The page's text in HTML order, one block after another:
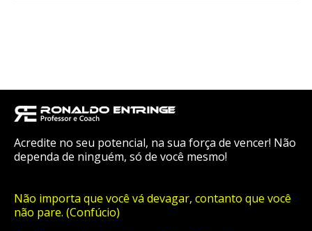
Acredite no seu potencial, na sua força de vencer! Não
dependa de ninguém, só de você mesmo!
Não importa que você vá devagar, contanto que você
não pare. (Confúcio)